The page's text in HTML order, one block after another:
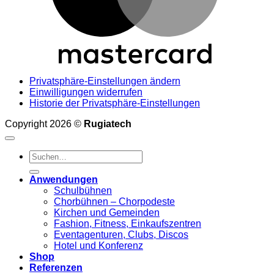
Privatsphäre-Einstellungen ändern
Einwilligungen widerrufen
Historie der Privatsphäre-Einstellungen
Copyright 2026 © Rugiatech
Suchen
nach:
Anwendungen
Schulbühnen
Chorbühnen – Chorpodeste
Kirchen und Gemeinden
Fashion, Fitness, Einkaufszentren
Eventagenturen, Clubs, Discos
Hotel und Konferenz
Shop
Referenzen